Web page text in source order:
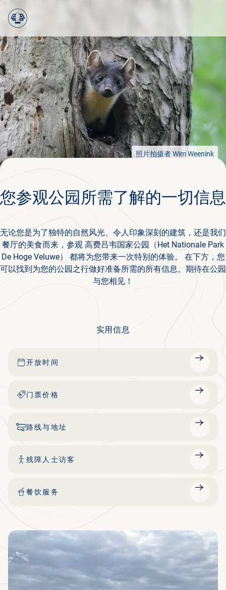
Ga terug
Menu
规划您的参观行程
中文
照片拍摄者Wim Weenink
您参观公园所需了解的一切信息
无论您是为了独特的自然风光、令人印象深刻的建筑，还是我们
餐厅的美食而来，参观 高费吕韦国家公园（Het Nationale Park
De Hoge Veluwe） 都将为您带来一次特别的体验。 在下方，您
可以找到为您的公园之行做好准备所需的所有信息。期待在公园
与您相见！
实用信息
开放时间
门票价格
路线与地址
残障人士访客
餐饮服务